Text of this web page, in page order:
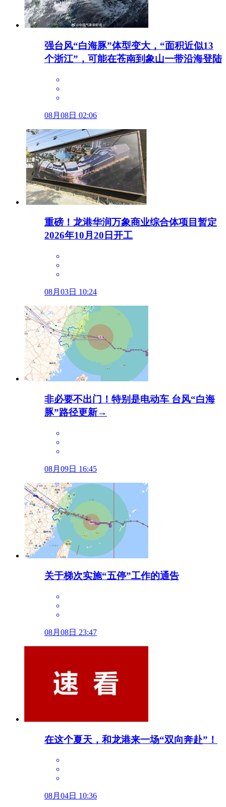
强台风“白海豚”体型变大，“面积近似13
个浙江”，可能在苍南到象山一带沿海登陆
08月08日 02:06
重磅！龙港华润万象商业综合体项目暂定
2026年10月20日开工
08月03日 10:24
非必要不出门！特别是电动车 台风“白海
豚”路径更新→
08月09日 16:45
关于梯次实施“五停”工作的通告
08月08日 23:47
在这个夏天，和龙港来一场“双向奔赴”！
08月04日 10:36